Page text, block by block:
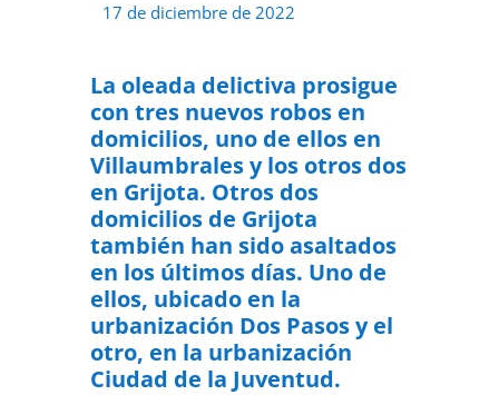
17 de diciembre de 2022
La oleada delictiva prosigue
con tres nuevos robos en
domicilios, uno de ellos en
Villaumbrales y los otros dos
en Grijota. Otros dos
domicilios de Grijota
también han sido asaltados
en los últimos días. Uno de
ellos, ubicado en la
urbanización Dos Pasos y el
otro, en la urbanización
Ciudad de la Juventud.